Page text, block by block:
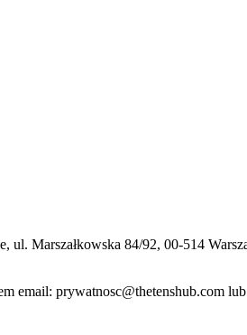
ul. Marszałkowska 84/92, 00-514
email: prywatnosc@thetenshub.com